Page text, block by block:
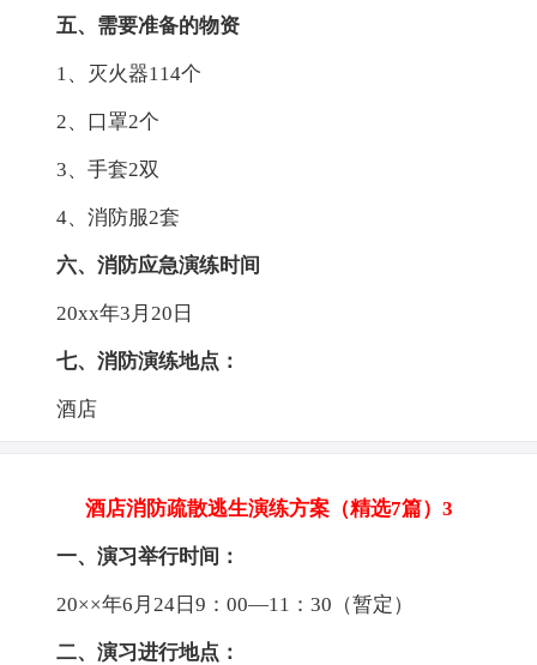
五、需要准备的物资
1、灭火器114个
2、口罩2个
3、手套2双
4、消防服2套
六、消防应急演练时间
20xx年3月20日
七、消防演练地点：
酒店
酒店消防疏散逃生演练方案（精选7篇）3
一、演习举行时间：
20××年6月24日9：00―11：30（暂定）
二、演习进行地点：